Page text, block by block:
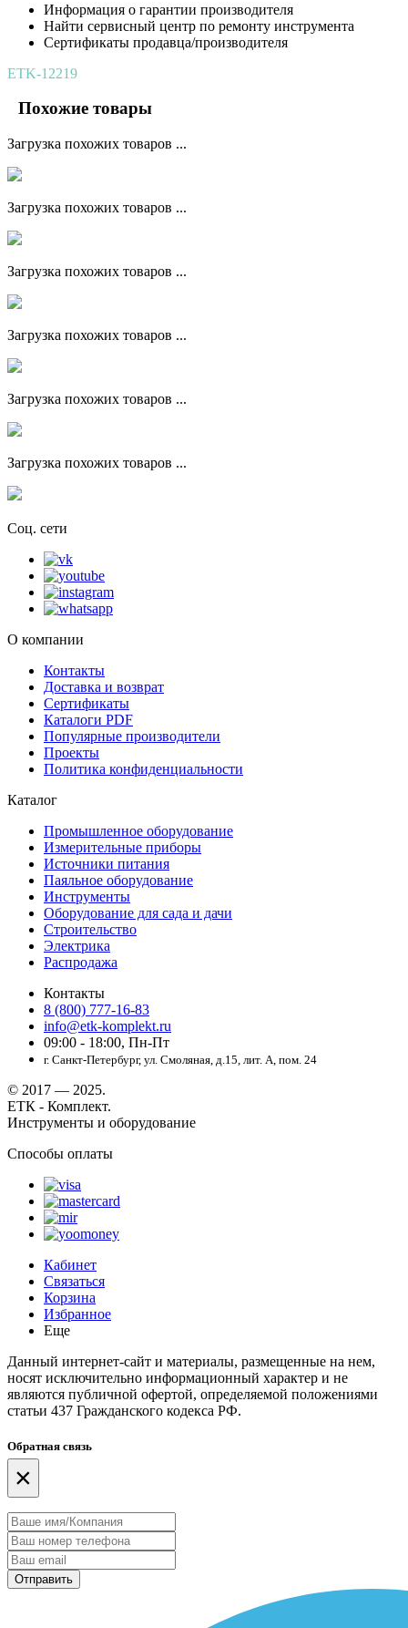
Информация о гарантии производителя
Найти сервисный центр по ремонту инструмента
Сертификаты продавца/производителя
ETK-12219
Похожие товары
Загрузка похожих товаров ...
Загрузка похожих товаров ...
Загрузка похожих товаров ...
Загрузка похожих товаров ...
Загрузка похожих товаров ...
Загрузка похожих товаров ...
Соц. сети
О компании
Контакты
Доставка и возврат
Сертификаты
Каталоги PDF
Популярные производители
Проекты
Политика конфиденциальности
Каталог
Промышленное оборудование
Измерительные приборы
Источники питания
Паяльное оборудование
Инструменты
Оборудование для сада и дачи
Строительство
Электрика
Распродажа
Контакты
8 (800) 777-16-83
info@etk-komplekt.ru
09:00 - 18:00, Пн-Пт
г. Санкт-Петербург, ул. Смоляная, д.15, лит. А, пом. 24
© 2017 — 2025.
ЕТК - Комплект.
Инструменты и оборудование
Способы оплаты
Кабинет
Связаться
Корзина
Избранное
Еще
Данный интернет-сайт и материалы, размещенные на нем,
носят исключительно информационный характер и не
являются публичной офертой, определяемой положениями
статьи 437 Гражданского кодекса РФ.
Обратная связь
×
Отправить